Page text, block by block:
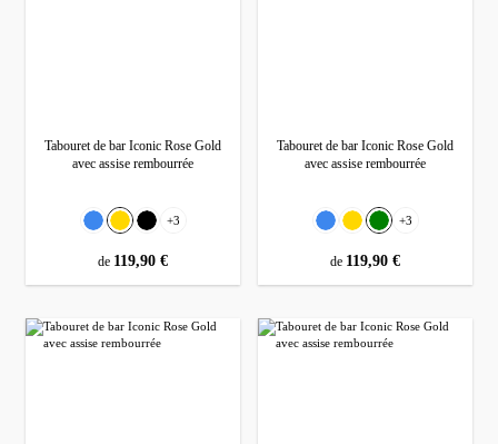
Tabouret de bar Iconic Rose Gold
avec assise rembourrée
Sélectionnez
CouleurBleu GoldNoir
+3
prix régulier :
de 119,90 €
Tabouret de bar Iconic Rose Gold
avec assise rembourrée
Sélectionnez
CouleurBleu GoldVert
+3
prix régulier :
de 119,90 €